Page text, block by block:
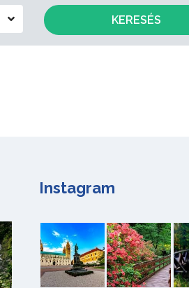
KERESÉS
Instagram